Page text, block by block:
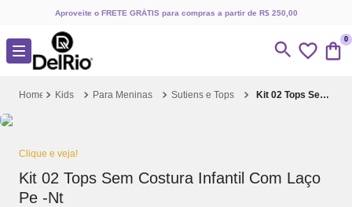
Aproveite o FRETE GRÁTIS para compras a partir de R$ 250,00
0
Kids Para Meninas Sutiens e Tops Kit 02 Tops Sem Costura Infantil Com Laço Pe -Nt
Clique e veja!
Kit 02 Tops Sem Costura Infantil Com Laço
Pe -Nt